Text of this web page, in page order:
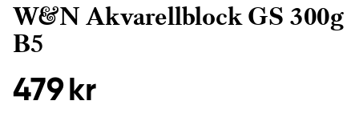
W&N Akvarellblock GS 300g
B5
479 kr